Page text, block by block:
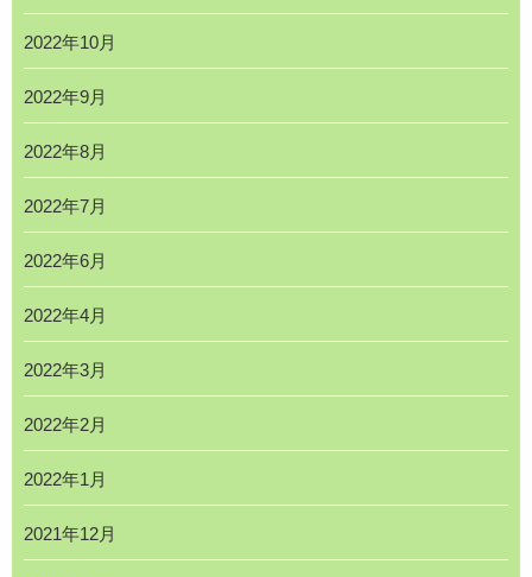
2022年10月
2022年9月
2022年8月
2022年7月
2022年6月
2022年4月
2022年3月
2022年2月
2022年1月
2021年12月